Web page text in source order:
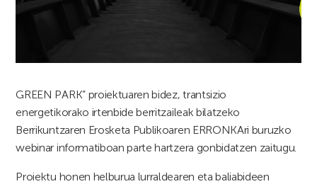
GREEN PARK” proiektuaren bidez, trantsizio
energetikorako irtenbide berritzaileak bilatzeko
Berrikuntzaren Erosketa Publikoaren ERRONKAri buruzko
webinar informatiboan parte hartzera gonbidatzen zaitugu.
Proiektu honen helburua lurraldearen eta baliabideen